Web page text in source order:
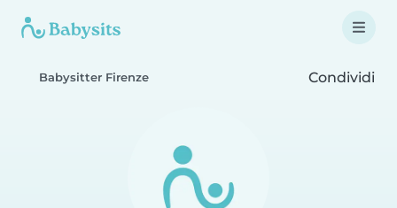
Babysitter Firenze Condividi